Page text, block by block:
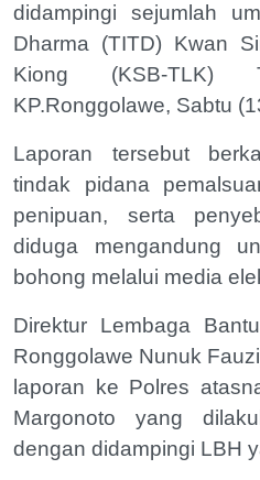
didampingi sejumlah
Dharma (TITD) Kwan
Kiong (KSB-
KP.Ronggolawe, Sabtu
Laporan tersebut
tindak pidana
penipuan, serta
diduga mengandung
bohong melalui media
Direktur Lembaga
Ronggolawe Nunuk
laporan ke Polres
Margonoto yang
dengan didampingi LBH